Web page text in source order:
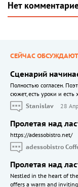
Нет
СЕЙЧАС ОБСУЖДАЮТ
Сценарий
Полностью согласен.
сюжет, есть уроки и
Stanislav
28
Пролетая над
https://adessobistro.net/
adessobistro
Пролетая над
Nestled in the heart of
offers a warm and